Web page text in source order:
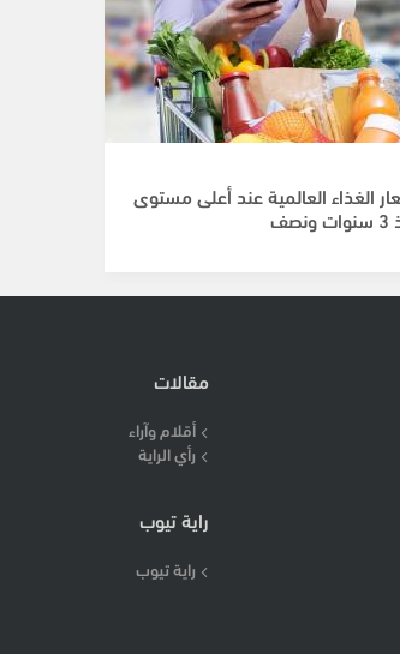
الغذاء العالمية عند أعلى مستوى
مقالات
أقلام وآراء
رأي الراية
راية تيوب
راية تيوب